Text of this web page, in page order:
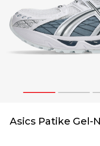
1 2
Asics Patike Gel-